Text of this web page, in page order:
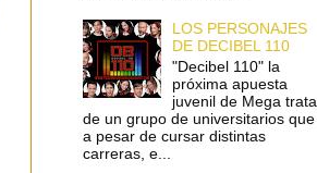
LOS PERSONAJES
DE DECIBEL 110
"Decibel 110" la
próxima apuesta
juvenil de Mega trata
de un grupo de universitarios que
a pesar de cursar distintas
carreras, e...